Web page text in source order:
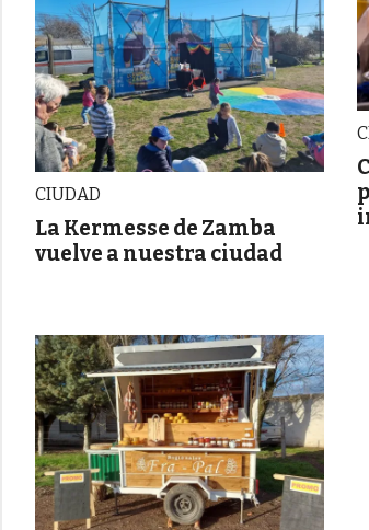
CIUDAD
La Kermesse de Zamba
vuelve a nuestra ciudad